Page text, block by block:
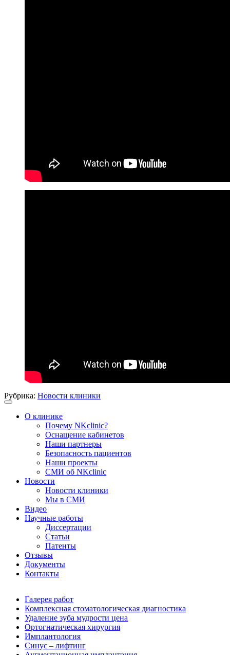
Рубрика: Новости клиники
О клинике
Почему NKclinic?
Оснащение кабинетов
Наши партнеры
Безопасность пациентов
Наши проекты
СМИ об NKclinic
Новости
Новости клиники
Мы в СМИ
Видео
Научные работы
Диссертации
Статьи
Патенты
Отзывы
Документы
Контакты
Галерея работ
Комплексная стоматологическая диагностика
Удаление зуба мудрости цена
Ортогнатическая хирургия
Имплантология
Синус – лифтинг